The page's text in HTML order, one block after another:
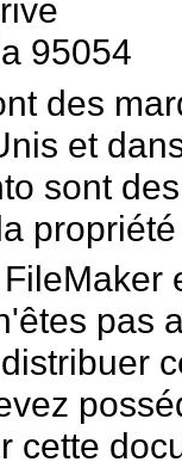
95054
des
et
sont
pas
cette